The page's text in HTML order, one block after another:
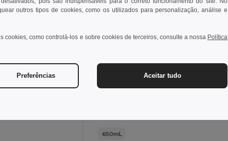
4,91 €
650mL
outros tipos de cookies, como os utilizados para personalização, análise e
cookies, como controlá-los e sobre cookies de terceiros, consulte a nossa Política
Preferências Aceitar tudo